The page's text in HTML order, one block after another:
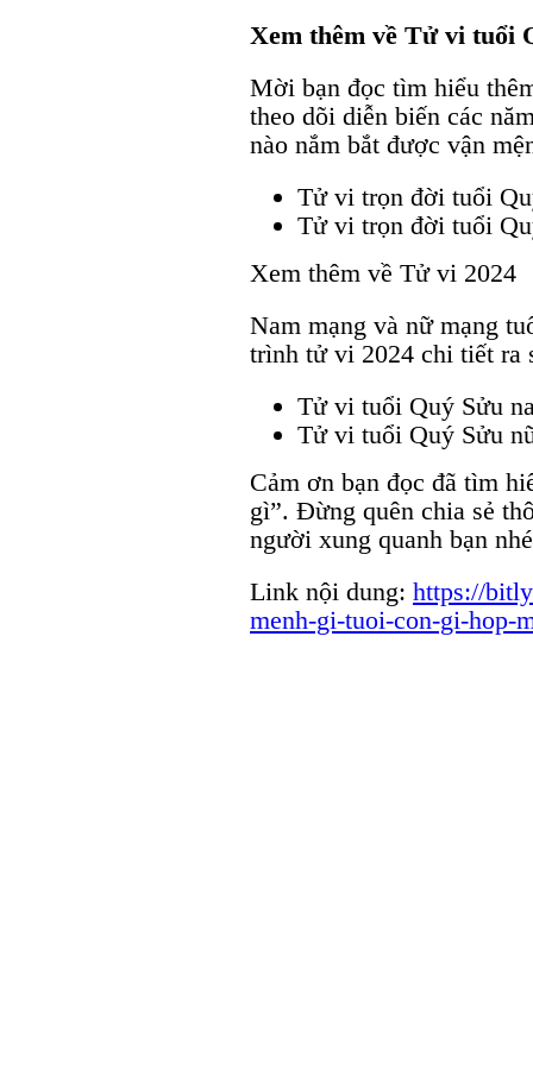
Xem thêm về Tử vi tuổi
Mời bạn đọc tìm hiểu
theo dõi diễn biến các
nào nắm bắt được vận
Tử vi trọn đời tuổi
Tử vi trọn đời tuổi
Xem thêm về Tử vi 2024
Nam mạng và nữ mạng
trình tử vi 2024 chi tiết ra
Tử vi tuổi Quý Sửu
Tử vi tuổi Quý Sửu
Cảm ơn bạn đọc đã tìm
gì”. Đừng quên chia sẻ
người xung quanh bạn
Link nội dung: https://
menh-gi-tuoi-con-gi-hop-